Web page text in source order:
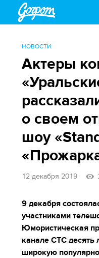
НОВОСТИ
Актеры
о своем
шоу
12 декабря 2019
9 декабря
участниками
Юмористическая
канале СТС десять
широкую